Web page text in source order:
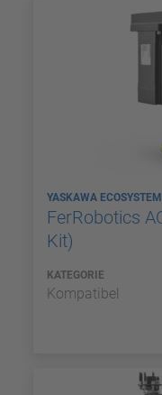
YASKAWA
FerRobotics
Kit)
KATEGORIE
Kompatibel